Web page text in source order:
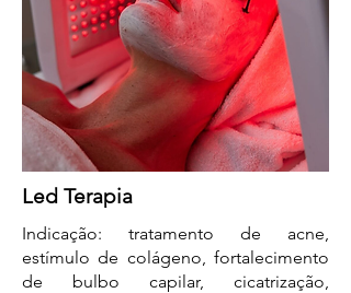
Led Terapia
Indicação: tratamento de acne,
estímulo de colágeno, fortalecimento
de bulbo capilar, cicatrização,